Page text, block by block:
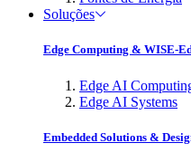
Soluções
Edge Computing & WISE-
Edge AI
Edge AI Systems
Embedded Solutions &